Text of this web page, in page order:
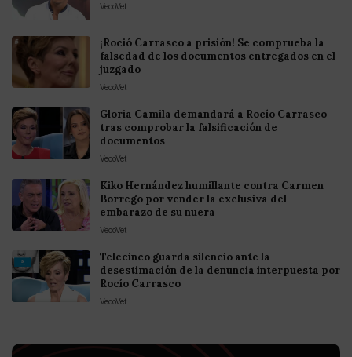
VecoVet
¡Roció Carrasco a prisión! Se comprueba la
falsedad de los documentos entregados en el
juzgado
VecoVet
Gloria Camila demandará a Rocío Carrasco
tras comprobar la falsificación de
documentos
VecoVet
Kiko Hernández humillante contra Carmen
Borrego por vender la exclusiva del
embarazo de su nuera
VecoVet
Telecinco guarda silencio ante la
desestimación de la denuncia interpuesta por
Rocío Carrasco
VecoVet